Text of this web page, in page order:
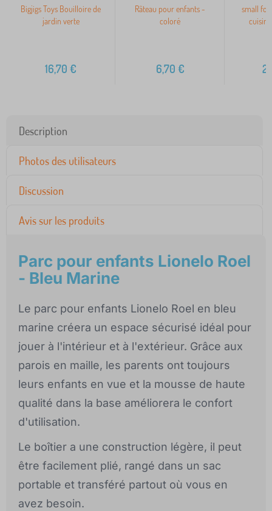
Bigjigs Toys Bouilloire de
jardin verte
16,70 €
Râteau pour enfants -
coloré
6,70 €
small
Description
Photos des utilisateurs
Discussion
Avis sur les produits
Parc pour enfants Lionelo Roel
- Bleu Marine
Le parc pour enfants Lionelo Roel en bleu
marine créera un espace sécurisé idéal pour
jouer à l'intérieur et à l'extérieur. Grâce aux
parois en maille, les parents ont toujours
leurs enfants en vue et la mousse de haute
qualité dans la base améliorera le confort
d'utilisation.
Le boîtier a une construction légère, il peut
être facilement plié, rangé dans un sac
portable et transféré partout où vous en
avez besoin.